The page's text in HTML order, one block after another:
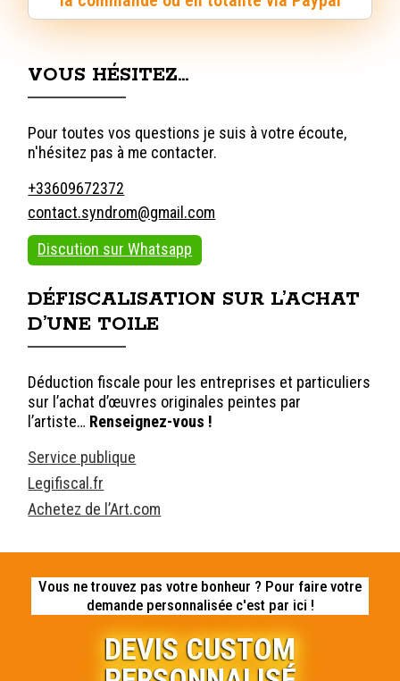
VOUS HÉSITEZ…
Pour toutes vos questions je suis à votre écoute,
n'hésitez pas à me contacter.
+33609672372
contact.syndrom@gmail.com
Discution sur Whatsapp
DÉFISCALISATION SUR L’ACHAT
D’UNE TOILE
Déduction fiscale pour les entreprises et particuliers
sur l’achat d’œuvres originales peintes par
l’artiste… Renseignez-vous !
Service publique
Legifiscal.fr
Achetez de l’Art.com
Vous ne trouvez pas votre bonheur ? Pour faire votre
demande personnalisée c'est par ici !
DEVIS CUSTOM